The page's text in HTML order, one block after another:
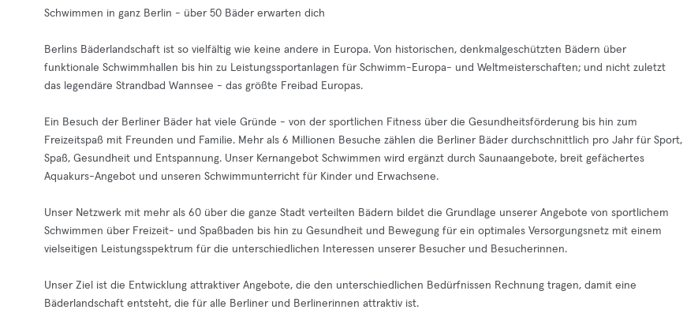
Schwimmen in ganz Berlin - über 50 Bäder erwarten dich
Berlins Bäderlandschaft ist so vielfältig wie keine andere in Europa. Von historischen, denkmalgeschützten Bädern über
funktionale Schwimmhallen bis hin zu Leistungssportanlagen für Schwimm-Europa- und Weltmeisterschaften; und nicht zuletzt
das legendäre Strandbad Wannsee - das größte Freibad Europas.
Ein Besuch der Berliner Bäder hat viele Gründe - von der sportlichen Fitness über die Gesundheitsförderung bis hin zum
Freizeitspaß mit Freunden und Familie. Mehr als 6 Millionen Besuche zählen die Berliner Bäder durchschnittlich pro Jahr für Sport,
Spaß, Gesundheit und Entspannung. Unser Kernangebot Schwimmen wird ergänzt durch Saunaangebote, breit gefächertes
Aquakurs-Angebot und unseren Schwimmunterricht für Kinder und Erwachsene.
Unser Netzwerk mit mehr als 60 über die ganze Stadt verteilten Bädern bildet die Grundlage unserer Angebote von sportlichem
Schwimmen über Freizeit- und Spaßbaden bis hin zu Gesundheit und Bewegung für ein optimales Versorgungsnetz mit einem
vielseitigen Leistungsspektrum für die unterschiedlichen Interessen unserer Besucher und Besucherinnen.
Unser Ziel ist die Entwicklung attraktiver Angebote, die den unterschiedlichen Bedürfnissen Rechnung tragen, damit eine
Bäderlandschaft entsteht, die für alle Berliner und Berlinerinnen attraktiv ist.